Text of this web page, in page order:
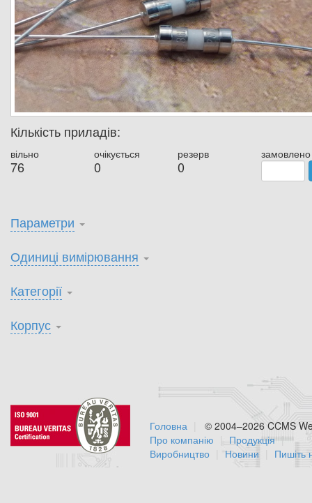
Кількість приладів:
вільно
76
очікується
0
резерв
0
замовлено
Параметри
Одиниці вимірювання
Категорії
Корпус
© 2004–2026 CCMS
Головна
Про компанію
Продукція
Виробництво
Новини Пишіть